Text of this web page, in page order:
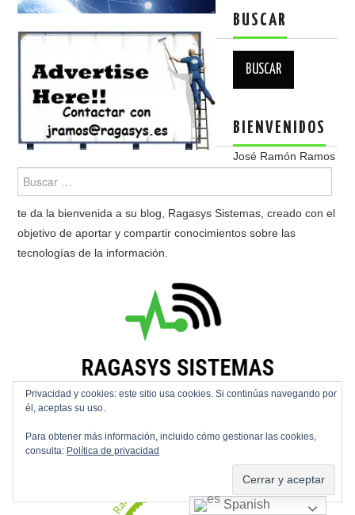
BUSCAR
BIENVENIDOS
José Ramón Ramos
te da la bienvenida a su blog, Ragasys Sistemas, creado con el
objetivo de aportar y compartir conocimientos sobre las
tecnologías de la información.
Spanish
Privacidad y cookies: este sitio usa cookies. Si continúas navegando por
él, aceptas su uso.
Para obtener más información, incluido cómo gestionar las cookies,
consulta: Política de privacidad